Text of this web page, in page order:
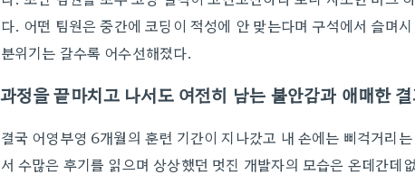
다. 어떤 팀원은 중간에 코딩이 적성에 안 맞는다며 구석에서 슬며
분위기는 갈수록 어수선해졌다.
과정을 끝마치고 나서도 여전히 남는 불안감과 애매한
결국 어영부영 6개월의 훈련 기간이 지나갔고 내 손에는 삐걱거리
서 수많은 후기를 읽으며 상상했던 멋진 개발자의 모습은 온데간데